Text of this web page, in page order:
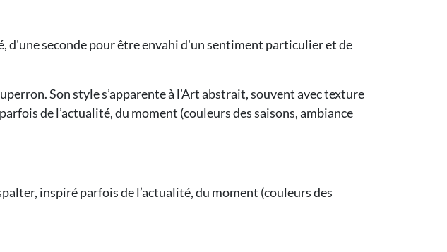
seconde pour être envahi d'un sentiment particulier et de
Son style s’apparente à l’Art abstrait, souvent avec texture
de l’actualité, du moment (couleurs des saisons, ambiance
inspiré parfois de l’actualité, du moment (couleurs des